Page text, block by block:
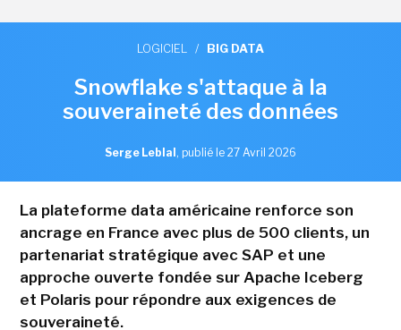
LOGICIEL / BIG DATA
Snowflake s'attaque à la
souveraineté des données
Serge Leblal , publié le 27 Avril 2026
La plateforme data américaine renforce son
ancrage en France avec plus de 500 clients, un
partenariat stratégique avec SAP et une
approche ouverte fondée sur Apache Iceberg
et Polaris pour répondre aux exigences de
souveraineté.